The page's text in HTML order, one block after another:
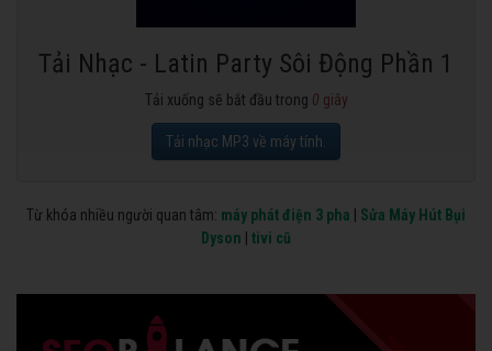
Tải Nhạc - Latin Party Sôi Động Phần 1
Tải xuống sẽ bắt đầu trong 0 giây
Tải nhạc MP3 về máy tính.
Từ khóa nhiều người quan tâm: máy phát điện 3 pha
Sửa Máy Hút Bụi
Dyson
tivi cũ